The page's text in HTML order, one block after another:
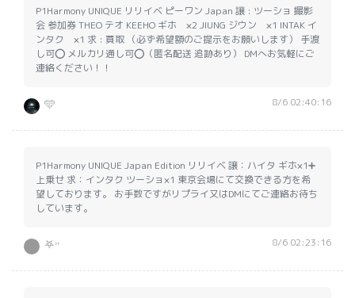
P1Harmony UNIQUE リリイベ ピーワン Japan 譲 : ツーショ 撮影
会 参加券 THEO テオ KEEHO ギホ ×2 JIUNG ジウン ×1 INTAK イ
ンタク ×1 求 : 買取 （必ず希望額のご提示をお願いします） 手渡
し可⭕️ メルカリ通し可⭕️（匿名配送 追跡あり） DMへお気軽にご
連絡ください！！
🩵 8/6 02:40:16
P1Harmony UNIQUE Japan Edition リリイベ 譲：ハイタ ギホ×1➕
上乗せ 求：インタク ツーショ×1 東京会場にて交換できる方を希
望しております。 お手数ですがリプライ又はDMにてご連絡お待ち
しています。
𖤐˒˒ 8/6 02:23:16